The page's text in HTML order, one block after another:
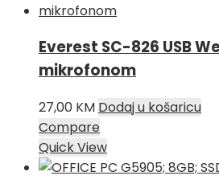
Everest SC-826 USB
mikrofonom
27,00 KM Dodaj u košaricu
Compare
Quick View